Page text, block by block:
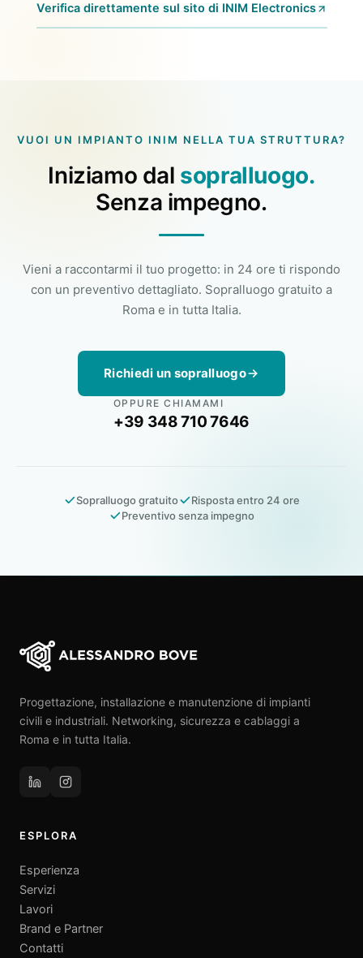
Verifica direttamente sul sito di INIM Electronics
VUOI UN IMPIANTO INIM NELLA TUA STRUTTURA?
Iniziamo dal sopralluogo.
Senza impegno.
Vieni a raccontarmi il tuo progetto: in 24 ore ti rispondo
con un preventivo dettagliato. Sopralluogo gratuito a
Roma e in tutta Italia.
Richiedi un sopralluogo
OPPURE CHIAMAMI
+39 348 710 7646
Sopralluogo gratuito
Risposta entro 24 ore
Preventivo senza impegno
Progettazione, installazione e manutenzione di impianti
civili e industriali. Networking, sicurezza e cablaggi a
Roma e in tutta Italia.
ESPLORA
Esperienza
Servizi
Lavori
Brand e Partner
Contatti